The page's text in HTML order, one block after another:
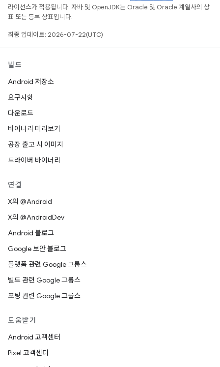
라이선스가 적용됩니다. 자바 및 OpenJDK는 Oracle 및 Oracle 계열사의 상
표 또는 등록 상표입니다.
최종 업데이트: 2026-07-22(UTC)
빌드
Android 저장소
요구사항
다운로드
바이너리 미리보기
공장 출고 시 이미지
드라이버 바이너리
연결
X의 @Android
X의 @AndroidDev
Android 블로그
Google 보안 블로그
플랫폼 관련 Google 그룹스
빌드 관련 Google 그룹스
포팅 관련 Google 그룹스
도움받기
Android 고객센터
Pixel 고객센터